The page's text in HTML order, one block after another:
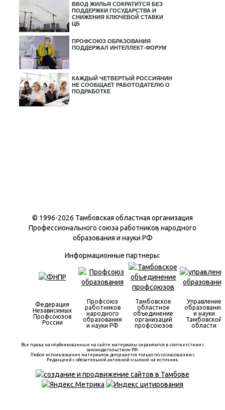
ВВОД ЖИЛЬЯ СОКРАТИТСЯ БЕЗ
ПОДДЕРЖКИ ГОСУДАРСТВА И
СНИЖЕНИЯ КЛЮЧЕВОЙ СТАВКИ
ЦБ
ПРОФСОЮЗ ОБРАЗОВАНИЯ
ПОДДЕРЖАЛ ИНТЕЛЛЕКТ-ФОРУМ
КАЖДЫЙ ЧЕТВЕРТЫЙ РОССИЯНИН
НЕ СООБЩАЕТ РАБОТОДАТЕЛЮ О
ПОДРАБОТКЕ
© 1996-2026 Тамбовская областная организация
Профессионального союза работников народного
образования и науки РФ
Информационные партнеры:
Федерация
Независимых
Профсоюзов
России
Профсоюз
работников
народного
образования
и науки РФ
Тамбовское
областное
объединение
организаций
профсоюзов
Управление
образования
и науки
Тамбовской
области
Все права на опубликованные на сайте материалы охраняются в соответствии с
законодательством РФ.
Любое использование материалов допускается только по согласованию с
Редакцией с обязательной активной ссылкой на источник.